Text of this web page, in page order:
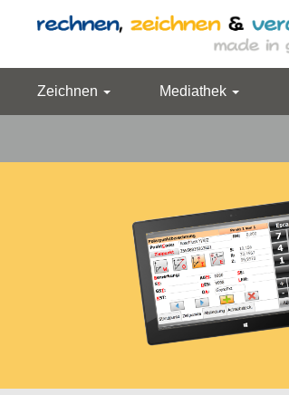
Zeichnen Mediathek